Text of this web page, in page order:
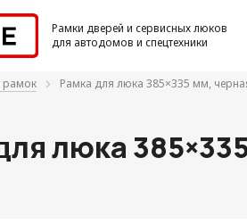
Рамки дверей и сервисных люков
для автодомов и спецтехники
рамок Рамка для люка 385×335 мм,
люка